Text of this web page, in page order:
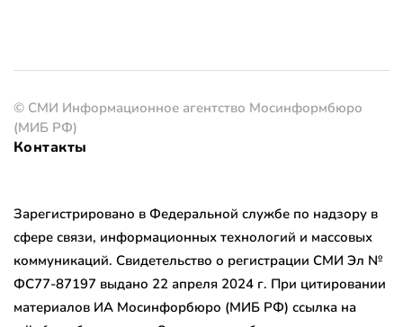
© СМИ Информационное агентство Мосинформбюро
(МИБ РФ)
Контакты
Зарегистрировано в Федеральной службе по надзору в
сфере связи, информационных технологий и массовых
коммуникаций. Свидетельство о регистрации СМИ Эл №
ФС77-87197 выдано 22 апреля 2024 г. При цитировании
материалов ИА Мосинфорбюро (МИБ РФ) ссылка на